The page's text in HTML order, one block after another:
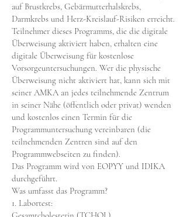
auf Brustkrebs, Gebärmutterhalskrebs,
Darmkrebs und Herz-Kreislauf-Risiken erreicht.
Teilnehmer dieses Programms, die die digitale
Überweisung aktiviert haben, erhalten eine
digitale Überweisung für kostenlose
Vorsorgeuntersuchungen. Wer die physische
Überweisung nicht aktiviert hat, kann sich mit
seiner AMKA an jedes teilnehmende Zentrum
in seiner Nähe (öffentlich oder privat) wenden
und kostenlos einen Termin für die
Programmuntersuchung vereinbaren (die
teilnehmenden Zentren sind auf den
Programmwebseiten zu finden).
Das Programm wird von EOPYY und IDIKA
durchgeführt.
Was umfasst das Programm?
1. Labortest: